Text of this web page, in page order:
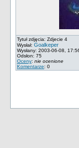
Tytuł zdjęcia: Zdjecie 4
Wysłał: Goalkeper
Wysłany: 2003-06-08,
Odsłon: 75
Oceny: nie ocenione
Komentarze: 0